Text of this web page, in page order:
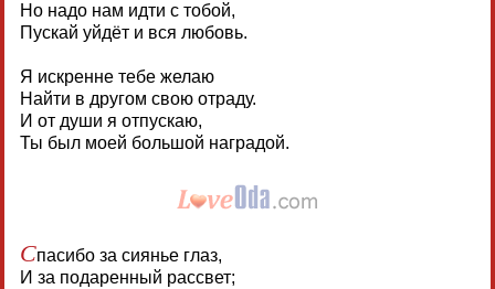
Но надо нам идти с тобой,
Пускай уйдёт и вся любовь.
Я искренне тебе желаю
Найти в другом свою отраду.
И от души я отпускаю,
Ты был моей большой наградой.
Спасибо за сиянье глаз,
И за подаренный рассвет;